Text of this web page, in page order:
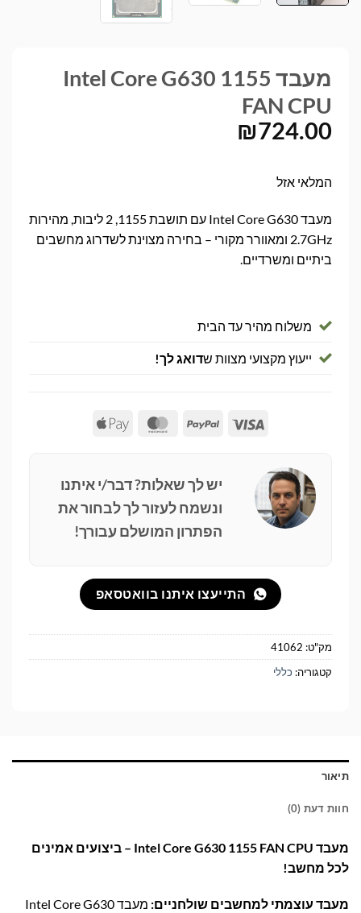
מעבד Intel Core G630 1155
FAN CPU
₪724.00
המלאי אזל
מעבד Intel Core G630 עם תושבת 1155, 2 ליבות, מהירות
2.7GHz ומאוורר מקורי – בחירה מצוינת לשדרוג מחשבים
ביתיים ומשרדיים.
משלוח מהיר עד הבית
ייעוץ מקצועי מצוות שדואג לך!
Visa
PayPal
MasterCard
Apple
יש לך שאלות? דבר/י איתנו
ונשמח לעזור לך לבחור את
הפתרון המושלם עבורך!
התייעצו איתנו בוואטסאפ
מק"ט: 41062
קטגוריה: כללי
תיאור
חוות דעת (0)
מעבד Intel Core G630 1155 FAN CPU – ביצועים אמינים
לכל מחשב!
מעבד עוצמתי למחשבים שולחניים:
מעבד Intel Core G630